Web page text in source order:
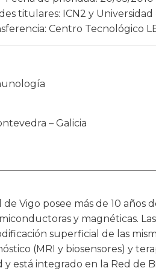
titulares: ICN2 y Universidad
Centro Tecnológico
– Galicia
Vigo posee más de 10 años
y magnéticas.
superficial de las
(MRI y biosensores) y
está integrado en la Red de